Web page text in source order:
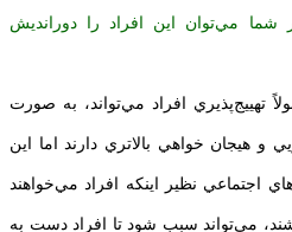
شما مي‌توان اين افراد را دورانديش
تهييج‌پذيري افراد مي‌تواند، به صورت
و هيجان خواهي بالاتري دارند اما اين
اجتماعي نظير اينكه افراد مي‌خواهند
مي‌تواند سبب شود تا افراد دست به